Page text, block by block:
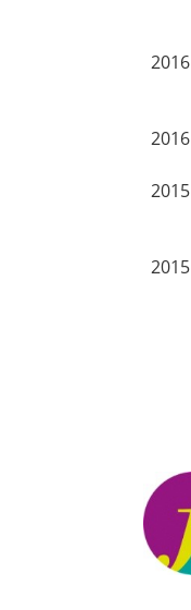
2016
2016
2015
2015